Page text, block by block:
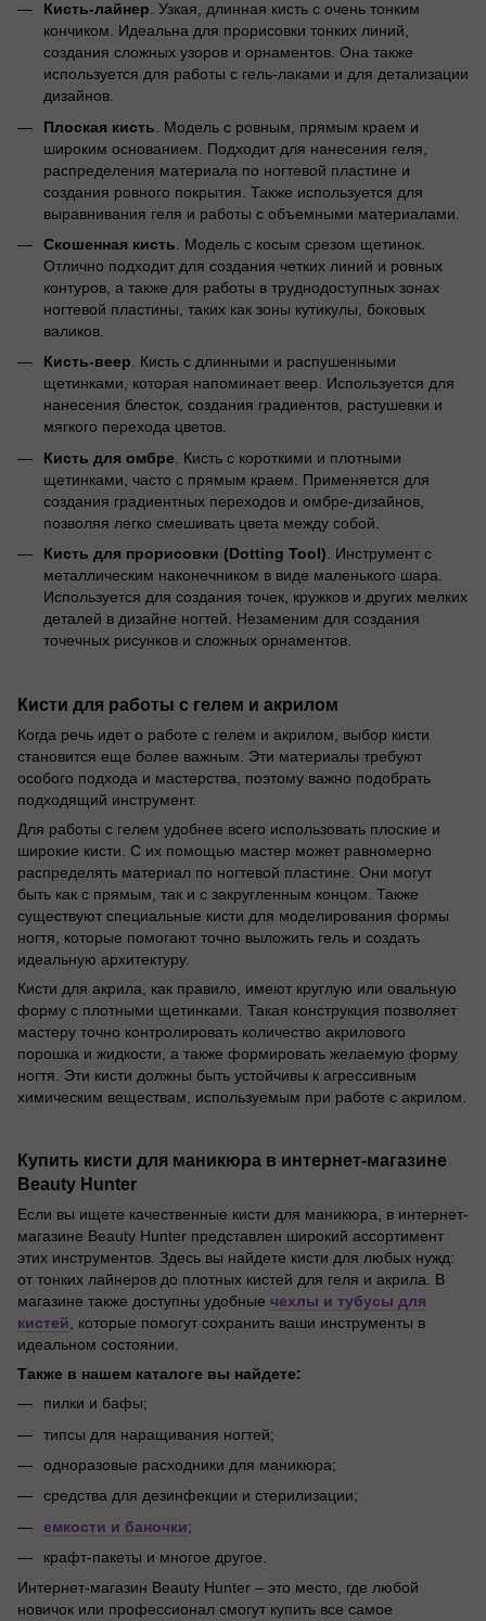
Кисть-лайнер . Узкая, длинная кисть с очень тонким
кончиком. Идеальна для прорисовки тонких линий,
создания сложных узоров и орнаментов. Она также
используется для работы с гель-лаками и для детализации
дизайнов.
Плоская кисть . Модель с ровным, прямым краем и
широким основанием. Подходит для нанесения геля,
распределения материала по ногтевой пластине и
создания ровного покрытия. Также используется для
выравнивания геля и работы с объемными материалами.
Скошенная кисть . Модель с косым срезом щетинок.
Отлично подходит для создания четких линий и ровных
контуров, а также для работы в труднодоступных зонах
ногтевой пластины, таких как зоны кутикулы, боковых
валиков.
Кисть-веер. Кисть с длинными и распушенными
щетинками, которая напоминает веер. Используется для
нанесения блесток, создания градиентов, растушевки и
мягкого перехода цветов.
Кисть для омбре . Кисть с короткими и плотными
щетинками, часто с прямым краем. Применяется для
создания градиентных переходов и омбре-дизайнов,
позволяя легко смешивать цвета между собой.
Кисть для прорисовки (Dotting Tool) . Инструмент с
металлическим наконечником в виде маленького шара.
Используется для создания точек, кружков и других мелких
деталей в дизайне ногтей. Незаменим для создания
точечных рисунков и сложных орнаментов.
Кисти для работы с гелем и акрилом
Когда речь идет о работе с гелем и акрилом, выбор кисти
становится еще более важным. Эти материалы требуют
особого подхода и мастерства, поэтому важно подобрать
подходящий инструмент.
Для работы с гелем удобнее всего использовать плоские и
широкие кисти. С их помощью мастер может равномерно
распределять материал по ногтевой пластине. Они могут
быть как с прямым, так и с закругленным концом. Также
существуют специальные кисти для моделирования формы
ногтя, которые помогают точно выложить гель и создать
идеальную архитектуру.
Кисти для акрила, как правило, имеют круглую или овальную
форму с плотными щетинками. Такая конструкция позволяет
мастеру точно контролировать количество акрилового
порошка и жидкости, а также формировать желаемую форму
ногтя. Эти кисти должны быть устойчивы к агрессивным
химическим веществам, используемым при работе с акрилом.
Купить кисти для маникюра в интернет-магазине
Beauty Hunter
Если вы ищете качественные кисти для маникюра, в интернет-
магазине Beauty Hunter представлен широкий ассортимент
этих инструментов. Здесь вы найдете кисти для любых нужд:
от тонких лайнеров до плотных кистей для геля и акрила. В
магазине также доступны удобные чехлы и тубусы для
кистей , которые помогут сохранить ваши инструменты в
идеальном состоянии.
Также в нашем каталоге вы найдете:
пилки и бафы;
типсы для наращивания ногтей;
одноразовые расходники для маникюра;
средства для дезинфекции и стерилизации;
емкости и баночки;
крафт-пакеты и многое другое.
Интернет-магазин Beauty Hunter – это место, где любой
новичок или профессионал смогут купить все самое